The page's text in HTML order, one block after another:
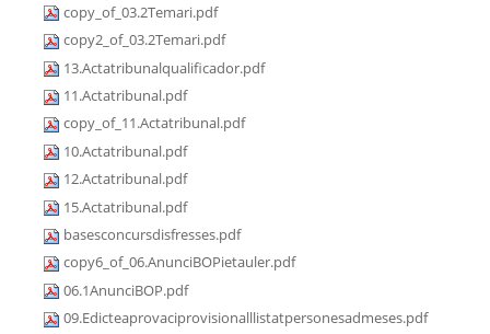
copy_of_03.2Temari.pdf
copy2_of_03.2Temari.pdf
13.Actatribunalqualificador.pdf
11.Actatribunal.pdf
copy_of_11.Actatribunal.pdf
10.Actatribunal.pdf
12.Actatribunal.pdf
15.Actatribunal.pdf
basesconcursdisfresses.pdf
copy6_of_06.AnunciBOPietauler.pdf
06.1AnunciBOP.pdf
09.Edicteaprovaciprovisionalllistatpersonesadmeses.pdf